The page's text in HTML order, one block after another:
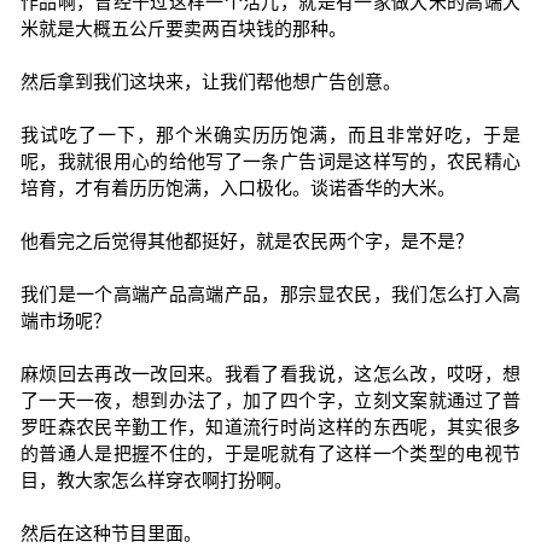
米就是大概五公斤要卖两百块钱的那种。
然后拿到我们这块来，让我们帮他想广告创意。
我试吃了一下，那个米确实历历饱满，而且非常好吃，于是
呢，我就很用心的给他写了一条广告词是这样写的，农民精心
培育，才有着历历饱满，入口极化。谈诺香华的大米。
他看完之后觉得其他都挺好，就是农民两个字，是不是？
我们是一个高端产品高端产品，那宗显农民，我们怎么打入高
端市场呢？
麻烦回去再改一改回来。我看了看我说，这怎么改，哎呀，想
了一天一夜，想到办法了，加了四个字，立刻文案就通过了普
罗旺森农民辛勤工作，知道流行时尚这样的东西呢，其实很多
的普通人是把握不住的，于是呢就有了这样一个类型的电视节
目，教大家怎么样穿衣啊打扮啊。
然后在这种节目里面。